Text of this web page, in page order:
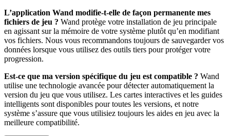
L’application Wand modifie-t-elle de façon permanente mes
fichiers de jeu ? Wand protège votre installation de jeu principale
en agissant sur la mémoire de votre système plutôt qu’en modifiant
vos fichiers. Nous vous recommandons toujours de sauvegarder vos
données lorsque vous utilisez des outils tiers pour protéger votre
progression.
Est-ce que ma version spécifique du jeu est compatible ? Wand
utilise une technologie avancée pour détecter automatiquement la
version du jeu que vous utilisez. Les cartes interactives et les guides
intelligents sont disponibles pour toutes les versions, et notre
système s’assure que vous utilisiez toujours les aides en jeu avec la
meilleure compatibilité.